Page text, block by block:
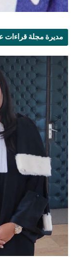
مديرة مجلة قراءات